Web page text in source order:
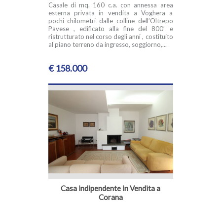
Casale di mq. 160 c.a. con annessa area
esterna privata in vendita a Voghera a
pochi chilometri dalle colline dell’Oltrepo
Pavese , edificato alla fine del 800’ e
ristrutturato nel corso degli anni , costituito
al piano terreno da ingresso, soggiorno,...
€ 158.000
Casa indipendente in Vendita a
Corana